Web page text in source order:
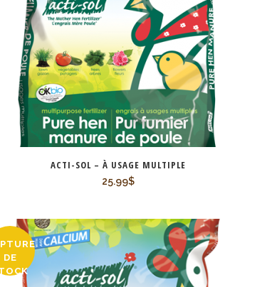
ACTI-SOL – À USAGE MULTIPLE
25.99$
DE